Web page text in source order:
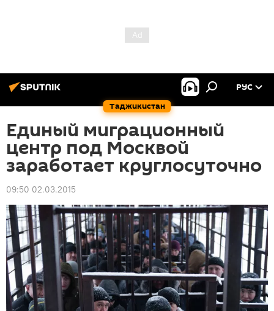
Таджикистан
РУС
Единый миграционный
центр под Москвой
заработает круглосуточно
09:50 02.03.2015